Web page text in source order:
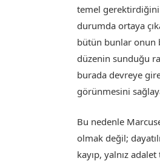
temel
durumda ortaya
bütün bunlar onun
düzenin sunduğu
burada devreye
görünmesini
Bu nedenle
olmak değil;
kayıp, yalnız